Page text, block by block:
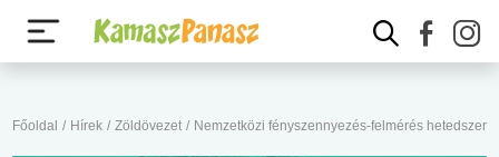
Főoldal / Hírek / Zöldövezet / Nemzetközi fényszennyezés-felmérés hetedszer